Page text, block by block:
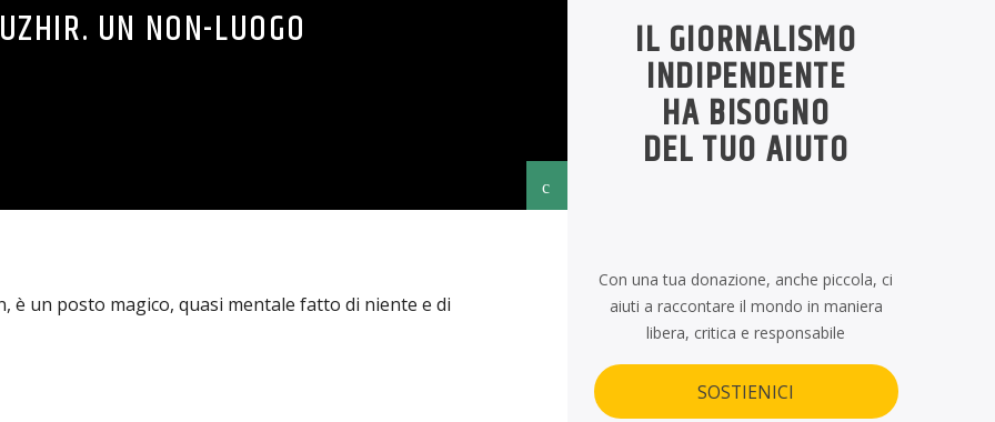
UN NON-LUOGO
è un posto magico, quasi mentale fatto di niente e di
IL GIORNALISMO
INDIPENDENTE
HA BISOGNO
DEL TUO AIUTO
Con una tua donazione, anche piccola, ci
aiuti a raccontare il mondo in maniera
libera, critica e responsabile
SOSTIENICI